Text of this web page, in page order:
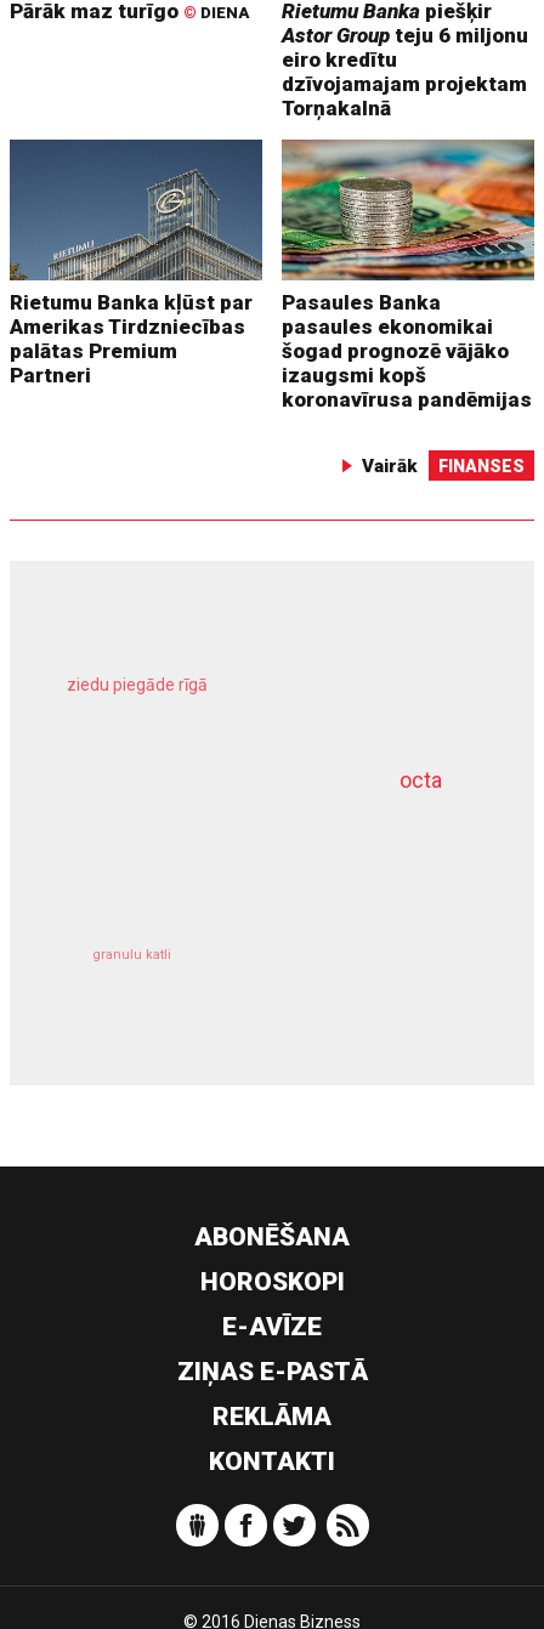
Pārāk maz turīgo © DIENA Rietumu Banka piešķir
Astor Group teju 6 miljonu
eiro kredītu
dzīvojamajam projektam
Torņakalnā
Rietumu Banka kļūst par
Amerikas Tirdzniecības
palātas Premium
Partneri
Pasaules Banka
pasaules ekonomikai
šogad prognozē vājāko
izaugsmi kopš
koronavīrusa pandēmijas
Vairāk FINANSES
octa
ziedu piegāde rīgā
granulu katli
dziļurbums
ABONĒŠANA
HOROSKOPI
E-AVĪZE
ZIŅAS E-PASTĀ
REKLĀMA
KONTAKTI
© 2016 Dienas Bizness